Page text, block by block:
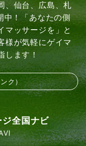
、仙台、広島、札
中！「あなたの側
マッサージを」と
様が気軽にゲイマ
します！
ク）
全国ナビ